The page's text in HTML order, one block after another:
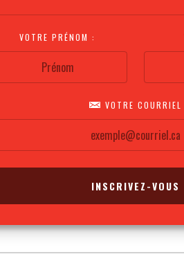
VOTRE PRÉNOM :
VOTRE COURRIEL